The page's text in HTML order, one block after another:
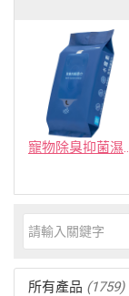
寵物除臭抑菌濕紙
所有產品 (1759)